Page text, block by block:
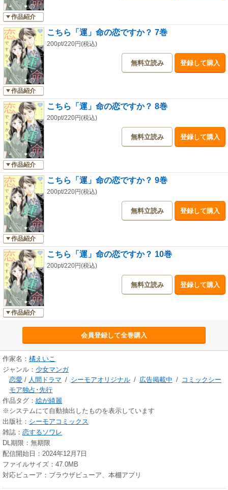
作品紹介
作品紹介
こちら「運」命の恋ですか？ 7巻
200pt/220円(税込)
無料立読み 登録して購入
作品紹介
こちら「運」命の恋ですか？ 8巻
200pt/220円(税込)
無料立読み 登録して購入
作品紹介
こちら「運」命の恋ですか？ 9巻
200pt/220円(税込)
無料立読み 登録して購入
作品紹介
こちら「運」命の恋ですか？ 10巻
200pt/220円(税込)
無料立読み 登録して購入
会員登録して全巻購入
作家名： 橘えいこ
ジャンル： 少女マンガ
恋愛 / 人間ドラマ / シーモアオリジナル / 広告掲載中 / コミックシー
モア独占･先行
作品タグ： 絵が綺麗
※システムにて自動抽出したものを表示しています
出版社： シーモアコミックス
雑誌： 恋するソワレ
DL期限：無期限
配信開始日：2024年12月7日
ファイルサイズ：47.0MB
対応ビューア：ブラウザビューア、本棚アプリ